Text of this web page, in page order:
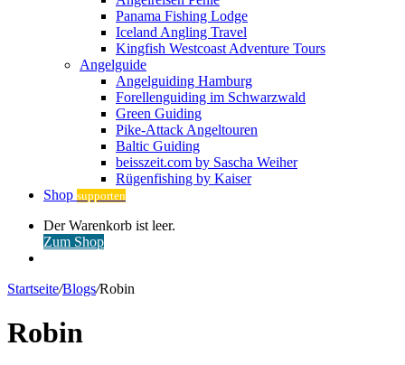
Panama Fishing Lodge
Iceland Angling Travel
Kingfish Westcoast Adventure Tours
Angelguide
Angelguiding Hamburg
Forellenguiding im Schwarzwald
Green Guiding
Pike-Attack Angeltouren
Baltic Guiding
beisszeit.com by Sascha Weiher
Rügenfishing by Kaiser
Shop supporten
Warenkorb
ansehen
Der Warenkorb ist leer.
Zum Shop
Startseite/Blogs/Robin
Robin